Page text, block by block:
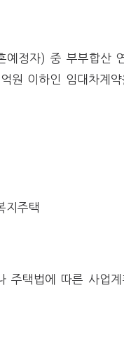
예정자) 중 부부합산
원 이하인 임대차계약
지주택
택법에 따른 사업계